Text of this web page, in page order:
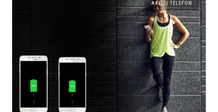
AKILLI TELEFON